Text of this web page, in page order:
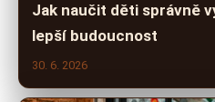
Jak naučit děti správně
lepší budoucnost
30. 6. 2026